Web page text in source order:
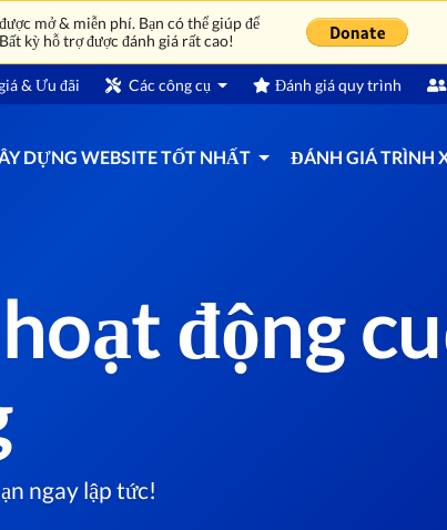
mở & miễn phí. Bạn có thể giúp để
kỳ hỗ trợ được đánh giá rất cao!
& Ưu đãi Các công cụ Đánh giá quy trình
DỰNG WEBSITE TỐT NHẤT ĐÁNH GIÁ TRÌNH
động
ngay lập tức!